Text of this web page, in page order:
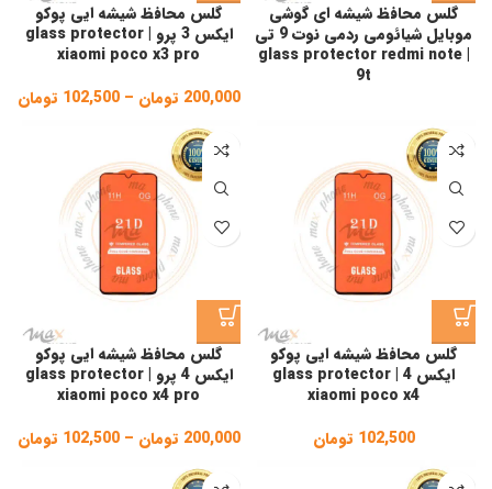
گلس محافظ شیشه ای گوشی
موبایل شیائومی ردمی نوت 9 تی
| glass protector redmi note
9t
گلس محافظ شیشه ایی پوکو
ایکس 3 پرو | glass protector
xiaomi poco x3 pro
200,000 تومان –
102,500 تومان
گلس محافظ شیشه ایی پوکو
ایکس 4 | glass protector
xiaomi poco x4
102,500 تومان
گلس محافظ شیشه ایی پوکو
ایکس 4 پرو | glass protector
xiaomi poco x4 pro
200,000 تومان –
102,500 تومان